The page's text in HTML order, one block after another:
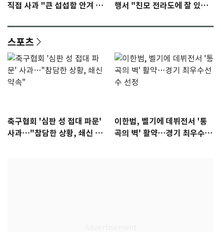
직접 사과 "큰 섭섭함 안겨 미
행서 "친모 전라도에 잘 있
스포츠
축구협회 '심판 성 접대 파문'
사과…"참담한 상황, 쇄신 약
이한범, 벨기에 데뷔전서 '통
곡의 벽' 활약…경기 최우수선